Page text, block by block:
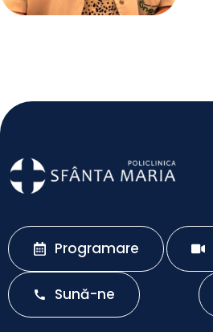
Programare
Sună-ne